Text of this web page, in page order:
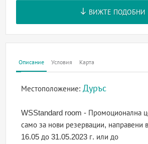
ВИЖТЕ ПОДОБНИ
Описание Условия Карта
Местоположение: Дуръс
WSStandard room - Промоционална
само за нови резервации, направени
16.05 до 31.05.2023 г. или до